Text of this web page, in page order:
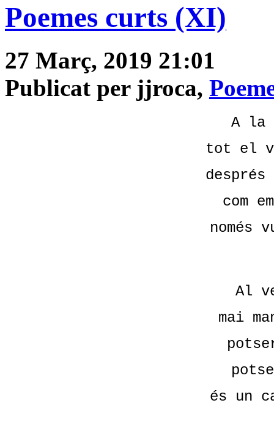
Poemes curts (XI)
27 Març, 2019 21:01
Publicat per jjroca,
A la
tot el
després
com
només
Al
mai
és un